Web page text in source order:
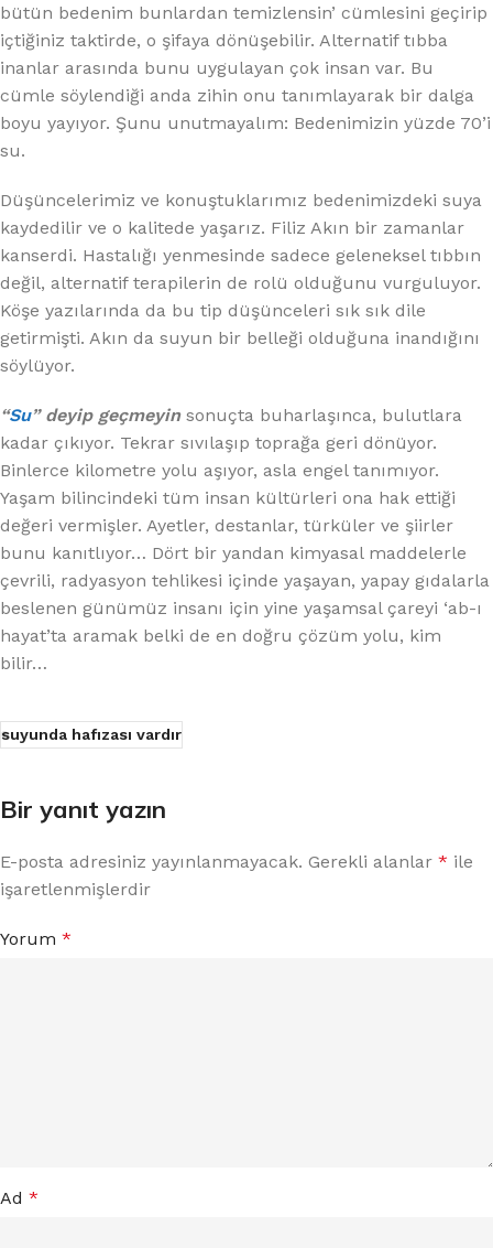
bütün bedenim bunlardan temizlensin’ cümlesini geçirip
içtiğiniz taktirde, o şifaya dönüşebilir. Alternatif tıbba
inanlar arasında bunu uygulayan çok insan var. Bu
cümle söylendiği anda zihin onu tanımlayarak bir dalga
boyu yayıyor. Şunu unutmayalım: Bedenimizin yüzde 70’i
su.
Düşüncelerimiz ve konuştuklarımız bedenimizdeki suya
kaydedilir ve o kalitede yaşarız. Filiz Akın bir zamanlar
kanserdi. Hastalığı yenmesinde sadece geleneksel tıbbın
değil, alternatif terapilerin de rolü olduğunu vurguluyor.
Köşe yazılarında da bu tip düşünceleri sık sık dile
getirmişti. Akın da suyun bir belleği olduğuna inandığını
söylüyor.
“Su” deyip geçmeyinsonuçta buharlaşınca, bulutlara
kadar çıkıyor. Tekrar sıvılaşıp toprağa geri dönüyor.
Binlerce kilometre yolu aşıyor, asla engel tanımıyor.
Yaşam bilincindeki tüm insan kültürleri ona hak ettiği
değeri vermişler. Ayetler, destanlar, türküler ve şiirler
bunu kanıtlıyor… Dört bir yandan kimyasal maddelerle
çevrili, radyasyon tehlikesi içinde yaşayan, yapay gıdalarla
beslenen günümüz insanı için yine yaşamsal çareyi ‘ab-ı
hayat’ta aramak belki de en doğru çözüm yolu, kim
bilir…
suyunda hafızası vardır
Bir yanıt yazın
E-posta adresiniz yayınlanmayacak. Gerekli alanlar * ile
işaretlenmişlerdir
Yorum *
Ad *